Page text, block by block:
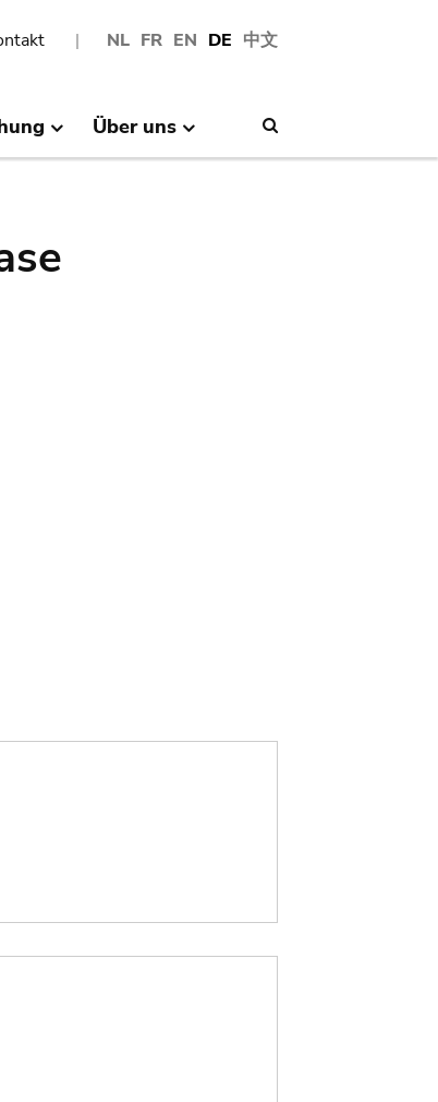
NL FR EN DE 中文
Über uns